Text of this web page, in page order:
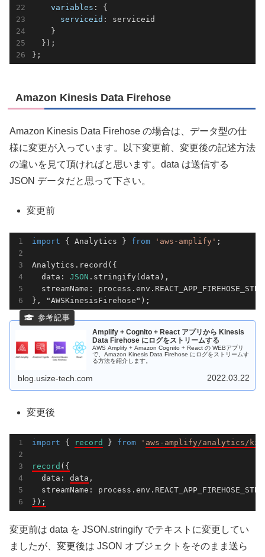
variables : {
serviceid : serviceid
    }
  });
Amazon Kinesis Data Firehose
Amazon Kinesis Data Firehose の場合は、データ型の仕
様に変更が入っています。以下変更前、変更後の記述方法
の違いを見て頂ければと思います。data は送信する
JSON データだと思って下さい。
変更前
import { Analytics } from 'aws-amplify' ;
Analytics.record({
  data:
JSON .stringify(data),
streamName:
Amplify + Cognito + React アプリから Kinesis
Data Firehose にログをストリームする
AWS Amplify + Amazon Cognito + React の WEBアプリ
で、Amazon Kinesis Data Firehose にログをストリームす
る方法を紹介します。
blog.usize-tech.com 2022.03.22
変更後
import { record } from ' aws-amplify/analytics/
record ({
  data:
data ,
});
変更前は data を JSON.stringify でテキストに変更してい
ましたが、変更後は JSON オブジェクトをそのまま送ら